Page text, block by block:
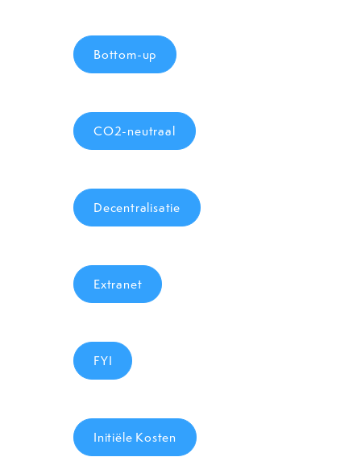
Bottom-up
CO2-neutraal
Decentralisatie
Extranet
FYI
Initiële Kosten